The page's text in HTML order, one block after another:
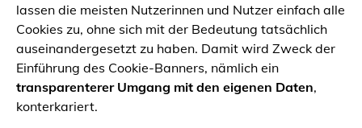
lassen die meisten Nutzerinnen und Nutzer einfach alle
Cookies zu, ohne sich mit der Bedeutung tatsächlich
auseinandergesetzt zu haben. Damit wird Zweck der
Einführung des Cookie-Banners, nämlich ein
transparenterer Umgang mit den eigenen Daten,
konterkariert.